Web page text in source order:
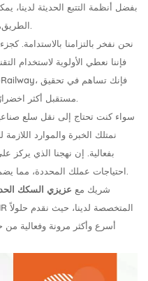
بفضل أنظمة التتبع الحديثة
نحن نفخر بالتزامنا بالاستدامة.
فإننا نعطي الأولوية لاستخدام
سواء كنت تحتاج إلى نقل سلع
نمتلك الخبرة والموارد
بفعالية. إن نهجنا الذي يركز
شريك مع عزيزي السكك
أسرع وأكثر مرونة وفعالية